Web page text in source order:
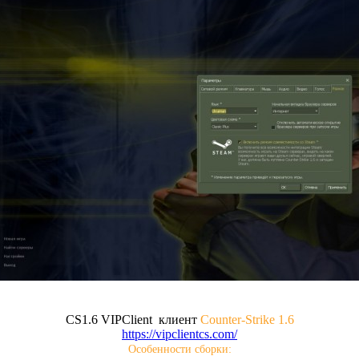
CS1.6 VIPClient клиент Counter-Strike 1.6
https://vipclientcs.com/
Особенности сборки: